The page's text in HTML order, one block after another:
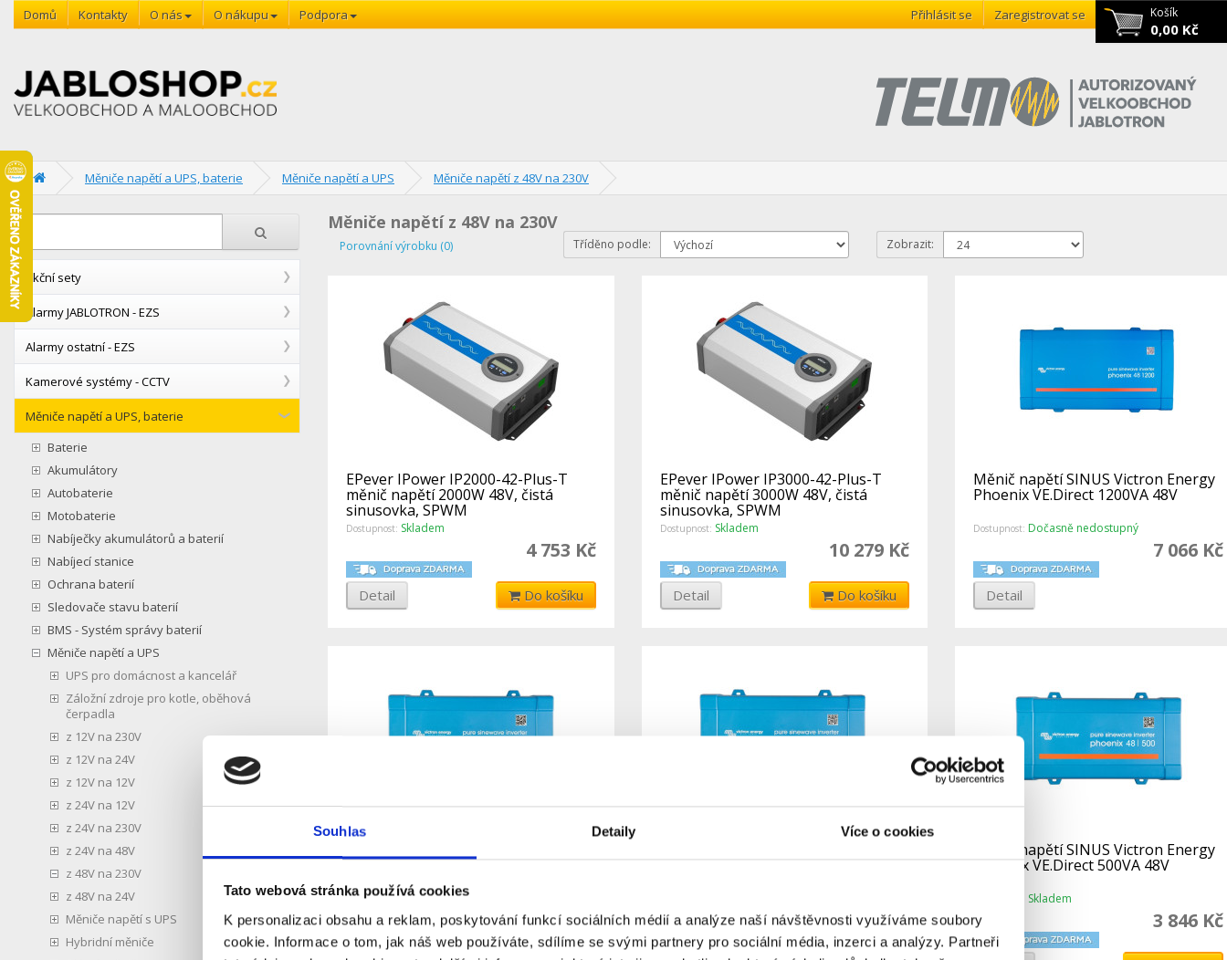
Souhlas Detaily Více o cookies
Tato webová stránka používá cookies
K personalizaci obsahu a reklam, poskytování funkcí sociálních médií a analýze naší návštěvnosti využíváme soubory
cookie. Informace o tom, jak náš web používáte, sdílíme se svými partnery pro sociální média, inzerci a analýzy. Partneři
Košík
0,00 Kč
Domů Kontakty O nás O nákupu Podpora Přihlásit se Zaregistrovat se
Měniče napětí a UPS, baterie Měniče napětí a UPS Měniče napětí z 48V na 230V
Akční sety
Alarmy JABLOTRON - EZS
Alarmy ostatní - EZS
Kamerové systémy - CCTV
Měniče napětí a UPS, baterie
Baterie
Akumulátory
Autobaterie
Motobaterie
Nabíječky akumulátorů a baterií
Nabíjecí stanice
Ochrana baterií
Sledovače stavu baterií
BMS - Systém správy baterií
Měniče napětí a UPS
UPS pro domácnost a kancelář
Záložní zdroje pro kotle, oběhová
čerpadla
z 12V na 230V
z 12V na 24V
z 12V na 12V
z 24V na 12V
z 24V na 230V
z 24V na 48V
z 48V na 230V
z 48V na 24V
Měniče napětí s UPS
Hybridní měniče
Měniče napětí z 48V na 230V
Porovnání výrobku (0) Tříděno podle: Zobrazit:
EPever IPower IP2000-42-Plus-T
měnič napětí 2000W 48V, čistá
sinusovka, SPWM
Dostupnost: Skladem
4 753 Kč
Detail Do košíku
EPever IPower IP3000-42-Plus-T
měnič napětí 3000W 48V, čistá
sinusovka, SPWM
Dostupnost: Skladem
10 279 Kč
Detail Do košíku
Měnič napětí SINUS Victron Energy
Phoenix VE.Direct 1200VA 48V
Dostupnost: Dočasně nedostupný
7 066 Kč
Detail
Phoenix VE.Direct 250VA 48V
Dostupnost:Skladem
2 386 Kč
Phoenix VE.Direct 375VA 48V
3 081 Kč
Měnič napětí SINUS Victron Energy
Phoenix VE.Direct 500VA 48V
Skladem
3 846 Kč